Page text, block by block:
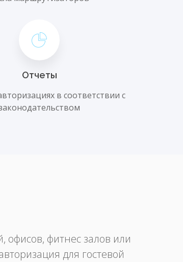
Отчеты
в соответствии с
офисов, фитнес залов или
для гостевой